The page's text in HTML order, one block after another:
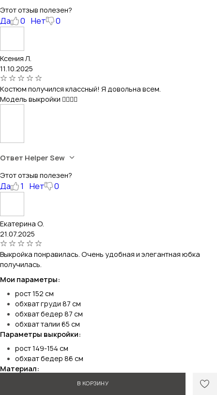
В КОРЗИНУ
Этот отзыв полезен?
Да 0 Нет 0
Ксения Л.
11.10.2025
Костюм получился классный! Я довольна всем.
Модель выкройки 👍🏻👍🏻
Ответ Helper Sew
Этот отзыв полезен?
Да 1 Нет 0
Екатерина О.
21.07.2025
Выкройка понравилась. Очень удобная и элегантная юбка
получилась.
Мои параметры:
рост 152 см
обхват груди 87 см
обхват бедер 87 см
обхват талии 65 см
Параметры выкройки:
рост 149-154 см
обхват бедер 86 см
Материал: